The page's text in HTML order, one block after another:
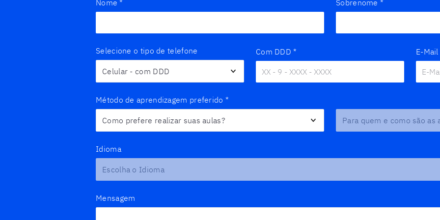
Nome * Sobrenome *
Selecione o tipo de telefone Com DDD * E-Mail
Método de aprendizagem preferido *
Idioma
Mensagem